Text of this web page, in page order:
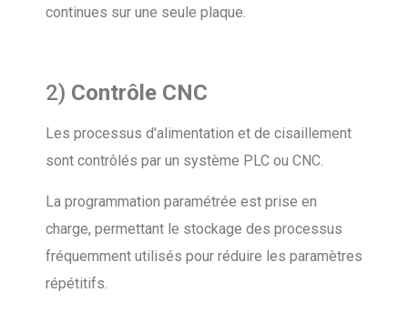
continues sur une seule plaque.
2) Contrôle CNC
Les processus d'alimentation et de cisaillement
sont contrôlés par un système PLC ou CNC.
La programmation paramétrée est prise en
charge, permettant le stockage des processus
fréquemment utilisés pour réduire les paramètres
répétitifs.